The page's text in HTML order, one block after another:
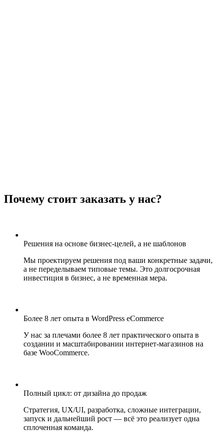
Почему стоит заказать у нас?
Решения на основе бизнес-целей, а не шаблонов
Мы проектируем решения под ваши конкретные задачи,
а не переделываем типовые темы. Это долгосрочная
инвестиция в бизнес, а не временная мера.
Более 8 лет опыта в WordPress eCommerce
У нас за плечами более 8 лет практического опыта в
создании и масштабировании интернет-магазинов на
базе WooCommerce.
Полный цикл: от дизайна до продаж
Стратегия, UX/UI, разработка, сложные интеграции,
запуск и дальнейший рост — всё это реализует одна
сплоченная команда.